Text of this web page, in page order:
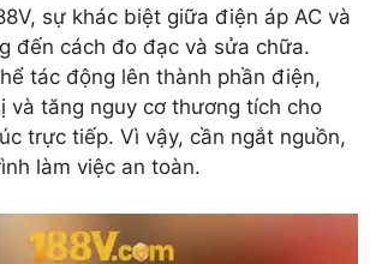
sự khác biệt giữa điện áp AC và
đến cách đo đạc và sửa chữa.
tác động lên thành phần điện,
và tăng nguy cơ thương tích cho
trực tiếp. Vì vậy, cần ngắt nguồn,
làm việc an toàn.